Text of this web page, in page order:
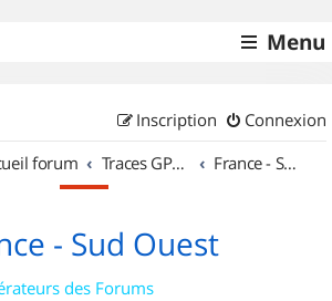
Menu
Connexion
Inscription
forum Traces GPS de randos VTT France - Sud Ouest
- Sud Ouest
des Forums